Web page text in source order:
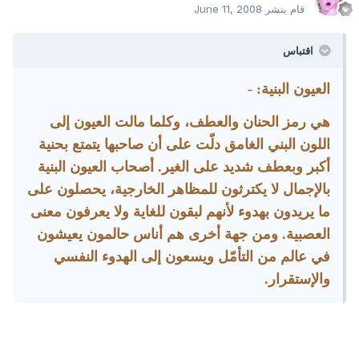
قام بنشر June 11, 2008
اقتباس
العيون البنية: -
هي رمز الحنان والعطف، وكلما مالت العيون إلى
اللون البني الغامق دلّت على أن صاحبها يتمتع بحنية
أكبر وبعطف شديد على الغير. أصحاب العيون البنية
بالإجمال لا يكترثون للمظاهر الخارجية، يحصلون على
ما يريدون بهدوء لأنهم لبقون للغاية ولا يعرفون معنى
العصبية. ومن جهة أخرى هم أناس حالمون يعيشون
في عالم من التأمّل ويسعون إلى الهدوء النفسي
والإستقرار.